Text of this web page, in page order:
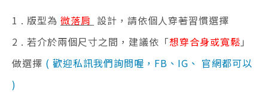
1 . 版型為 微落肩 設計，請依個人穿著習慣選擇
2 . 若介於兩個尺寸之間，建議依「想穿合身或寬鬆 」
做選擇 ( 歡迎私訊我們詢問喔，FB、IG、 官網都可以
)